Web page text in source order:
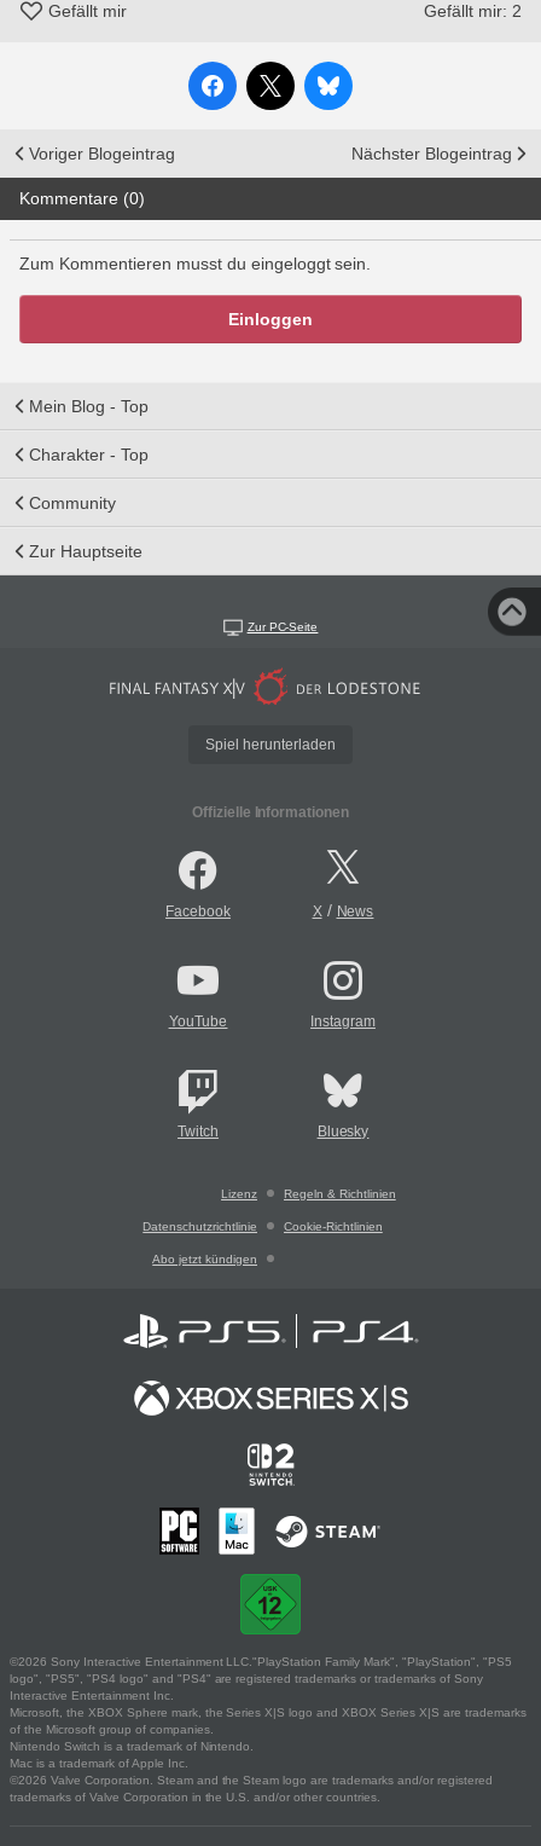
Gefällt mir Gefällt mir: 2
Voriger Blogeintrag Nächster Blogeintrag
Kommentare (0)
Zum Kommentieren musst du eingeloggt sein.
Einloggen
Mein Blog - Top
Charakter - Top
Community
Zur Hauptseite
Zur PC-Seite
Spiel herunterladen
Offizielle Informationen
Facebook X/ News
YouTube Instagram
Twitch Bluesky
Lizenz Regeln & Richtlinien
Datenschutzrichtlinie Cookie-Richtlinien
Abo jetzt kündigen
©2026 Sony Interactive Entertainment LLC."PlayStation Family Mark", "PlayStation", "PS5
logo", "PS5", "PS4 logo" and "PS4" are registered trademarks or trademarks of Sony
Interactive Entertainment Inc.
Microsoft, the XBOX Sphere mark, the Series X|S logo and XBOX Series X|S are trademarks
of the Microsoft group of companies.
Nintendo Switch is a trademark of Nintendo.
Mac is a trademark of Apple Inc.
©2026 Valve Corporation. Steam and the Steam logo are trademarks and/or registered
trademarks of Valve Corporation in the U.S. and/or other countries.